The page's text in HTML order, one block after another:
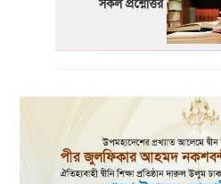
সকল প্রশ্নোত্তর